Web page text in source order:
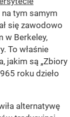
tym samym
się zawodowo
w Berkeley,
To właśnie
jakim są „Zbiory
roku dzieło
alternatywę